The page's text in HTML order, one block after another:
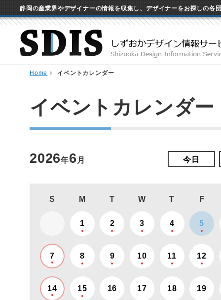
静岡の産業界やデザイナーの情報を収集し、デザイナーをお探しの各
Home イベントカレンダー
イベントカレンダー
2026年6 月 今日
S M T W T F
1 2 3 4 5
7 8 9 10 11 12
14 15 16 17 18 19